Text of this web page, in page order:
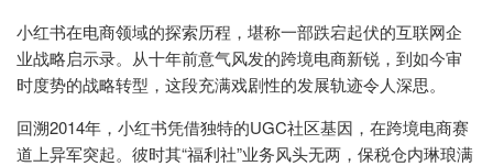
小红书在电商领域的探索历程，堪称一部跌宕起伏的互联网企
业战略启示录。从十年前意气风发的跨境电商新锐，到如今审
时度势的战略转型，这段充满戏剧性的发展轨迹令人深思。
回溯2014年，小红书凭借独特的UGC社区基因，在跨境电商赛
道上异军突起。彼时其“福利社”业务风头无两，保税仓内琳琅满